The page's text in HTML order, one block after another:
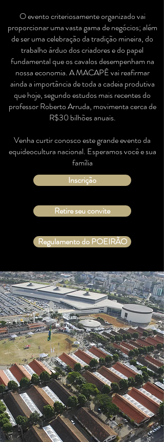
O evento criteriosamente organizado vai
proporcionar uma vasta gama de negócios; além
de ser uma celebração da tradição mineira, do
trabalho árduo dos criadores e do papel
fundamental que os cavalos desempenham na
nossa economia. A MACAPÊ vai reafirmar
ainda a importância de toda a cadeia produtiva
que hoje, segundo estudos mais recentes do
professor Roberto Arruda, movimenta cerca de
R$30 bilhões anuais.
Venha curtir conosco este grande evento da
equideocultura nacional. Esperamos você e sua
família
Inscrição
Retire seu convite
Regulamento do POEIRÃO